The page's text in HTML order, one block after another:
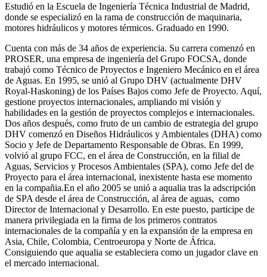
Estudió en la Escuela de Ingeniería Técnica Industrial de Madrid,
donde se especializó en la rama de construcción de maquinaria,
motores hidráulicos y motores térmicos. Graduado en 1990.
Cuenta con más de 34 años de experiencia. Su carrera comenzó en
PROSER, una empresa de ingeniería del Grupo FOCSA, donde
trabajó como Técnico de Proyectos e Ingeniero Mecánico en el área
de Aguas. En 1995, se unió al Grupo DHV (actualmente DHV
Royal-Haskoning) de los Países Bajos como Jefe de Proyecto. Aquí,
gestione proyectos internacionales, ampliando mi visión y
habilidades en la gestión de proyectos complejos e internacionales.
Dos años después, como fruto de un cambio de estrategia del grupo
DHV comenzó en Diseños Hidráulicos y Ambientales (DHA) como
Socio y Jefe de Departamento Responsable de Obras. En 1999,
volvió al grupo FCC, en el área de Construcción, en la filial de
Aguas, Servicios y Procesos Ambientales (SPA), como Jefe del de
Proyecto para el área internacional, inexistente hasta ese momento
en la compañia.En el año 2005 se unió a aqualia tras la adscripción
de SPA desde el área de Construcción, al área de aguas, como
Director de Internacional y Desarrollo. En este puesto, participe de
manera privilegiada en la firma de los primeros contratos
internacionales de la compañía y en la expansión de la empresa en
Asia, Chile, Colombia, Centroeuropa y Norte de África.
Consiguiendo que aqualia se estableciera como un jugador clave en
el mercado internacional.